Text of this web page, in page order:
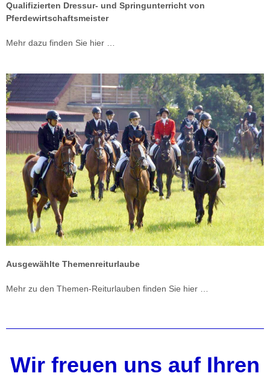
Qualifizierten Dressur- und Springunterricht von
Pferdewirtschaftsmeister
Mehr dazu finden Sie hier …
Ausgewählte Themenreiturlaube
Mehr zu den Themen-Reiturlauben finden Sie hier …
Wir freuen uns auf Ihren